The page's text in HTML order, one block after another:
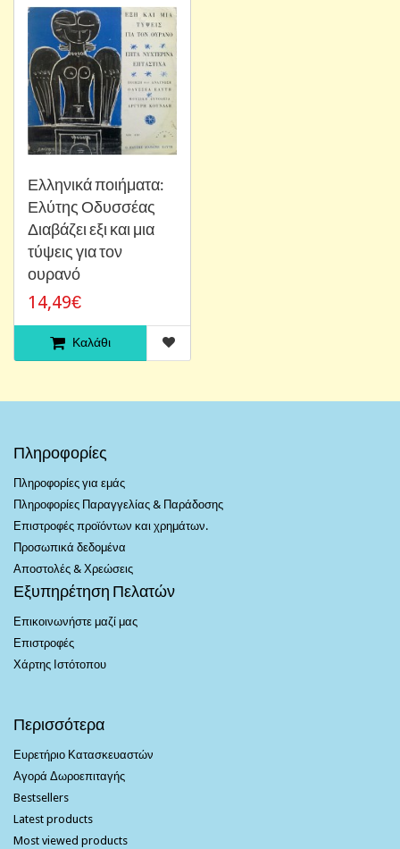
Ελληνικά ποιήματα:
Ελύτης Οδυσσέας
Διαβάζει εξι και μια
τύψεις για τον
ουρανό
14,49€
Καλάθι
Πληροφορίες
Πληροφορίες για εμάς
Πληροφορίες Παραγγελίας & Παράδοσης
Επιστροφές προϊόντων και χρημάτων.
Προσωπικά δεδομένα
Αποστολές & Χρεώσεις
Εξυπηρέτηση Πελατών
Επικοινωνήστε μαζί μας
Επιστροφές
Χάρτης Ιστότοπου
Περισσότερα
Ευρετήριο Κατασκευαστών
Αγορά Δωροεπιταγής
Bestsellers
Latest products
Most viewed products